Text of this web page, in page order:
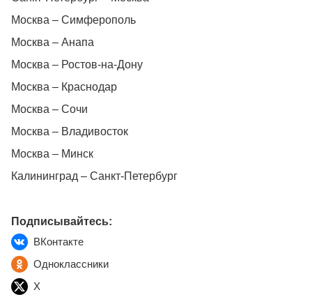
Москва – Симферополь
Москва – Анапа
Москва – Ростов-на-Дону
Москва – Краснодар
Москва – Сочи
Москва – Владивосток
Москва – Минск
Калининград – Санкт-Петербург
Подписывайтесь:
ВКонтакте
Одноклассники
X